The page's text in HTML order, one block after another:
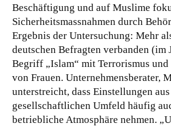
Beschäftigung und auf Muslime
Sicherheitsmassnahmen durch
Ergebnis der Untersuchung: Mehr
deutschen Befragten verbanden (im
Begriff „Islam“ mit Terrorismus
von Frauen. Unternehmensberater,
unterstreicht, dass Einstellungen aus
gesellschaftlichen Umfeld häufig
betriebliche Atmosphäre nehmen.